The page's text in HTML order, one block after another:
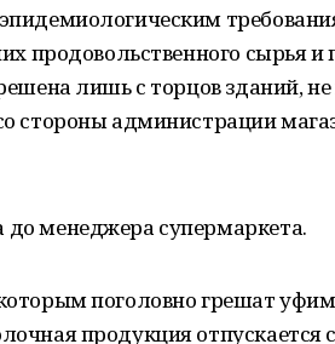
продовольственного сырья
лишь с торцов зданий,
стороны администрации
менеджера супермаркета.
поголовно грешат
продукция